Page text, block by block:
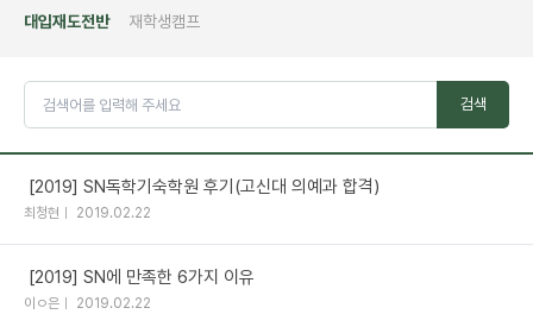
대입재도전반 재학생캠프
검색
[2019] SN독학기숙학원 후기(고신대 의예과 합격)
최청현 2019.02.22
[2019] SN에 만족한 6가지 이유
이ㅇ은 2019.02.22